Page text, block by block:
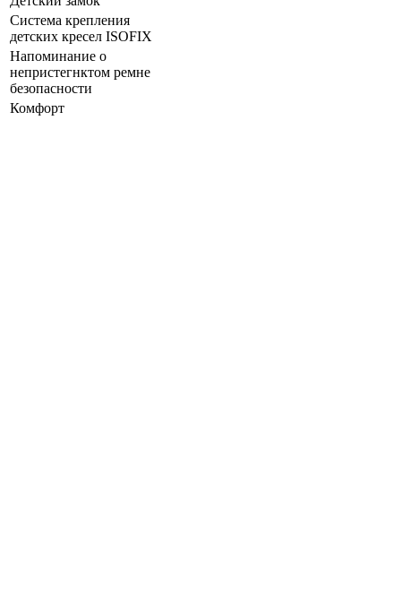
Система крепления
детских кресел ISOFIX
Напоминание о
непристегнктом ремне
безопасности
Комфорт